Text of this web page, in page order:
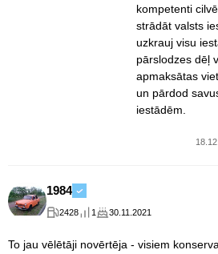
kompetenti
strādāt valsts
uzkrauj visu
pārslodzes dēļ
apmaksātas
un pārdod
iestādēm.
1984
2428 1 30.11.2021
To jau vēlētāji novērtēja - visiem